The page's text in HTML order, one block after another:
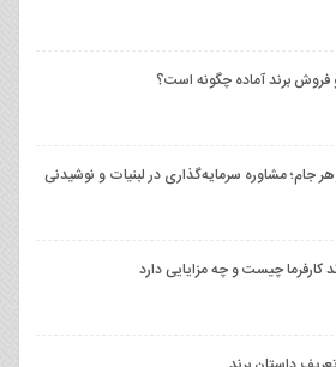
فروش برند آماده چگونه است؟
جام؛ مشاوره سرمایه‌گذاری در لبنیات و نوشیدنی
کارفرما چیست و چه مزایایی دارد